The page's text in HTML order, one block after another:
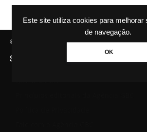
Este site utiliza cookies para melhorar
de navegação.
OK
© Agência GBC. Aqui tem notícia. Todos os direitos
SAIBA MAIS SOBRE A AGÊNCIA